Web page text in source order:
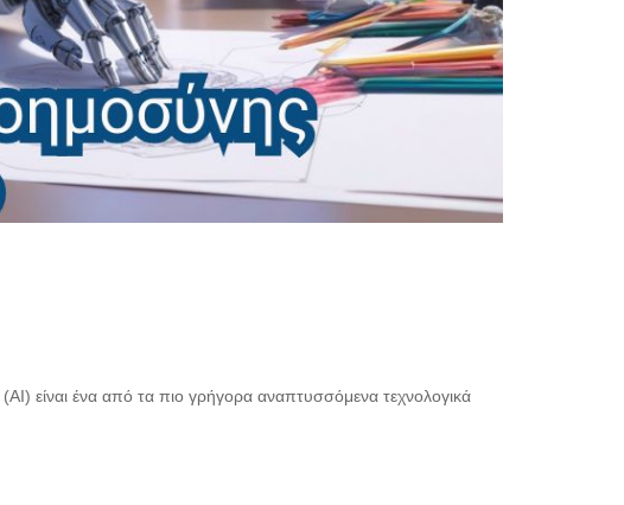
είναι ένα από τα πιο γρήγορα αναπτυσσόμενα τεχνολογικά